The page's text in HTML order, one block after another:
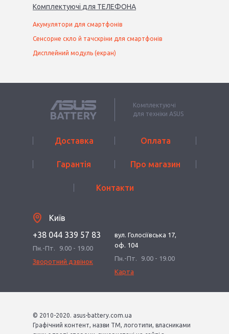
Комплектуючі для ТЕЛЕФОНА
Акумулятори для смартфонів
Сенсорне скло й тачскріни для смартфонів
Дисплейний модуль (екран)
Комплектуючі
для техніки ASUS
Доставка Оплата
Гарантія Про магазин
Контакти
Київ
+38 044 339 57 83
Пн.-Пт.
9.00 - 19.00
Зворотний дзвінок
вул. Голосіївська 17,
оф. 104
Пн.-Пт.
9.00 - 19.00
Карта
© 2010-2020. asus-battery.com.ua
Графічний контент, назви ТМ, логотипи, власниками